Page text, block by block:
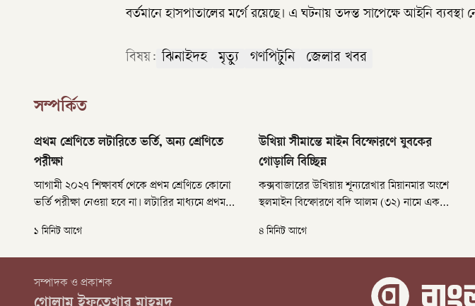
বর্তমানে হাসপাতালের মর্গে রয়েছে। এ ঘটনায় তদন্ত সাপেক্ষে আইনি ব্যবস্থা
বিষয়: ঝিনাইদহ মৃত্যু গণপিটুনি জেলার খবর
সম্পর্কিত
প্রথম শ্রেণিতে লটারিতে ভর্তি, অন্য শ্রেণিতে
পরীক্ষা
আগামী ২০২৭ শিক্ষাবর্ষ থেকে প্রথম শ্রেণিতে কোনো
ভর্তি পরীক্ষা নেওয়া হবে না। লটারির মাধ্যমে প্রথম
মাধ্যমিকের অন্যান্য শ্রেণিতে পরীক্ষার মাধ্যমেই ভর্তি
১ মিনিট আগে
উখিয়া সীমান্তে মাইন বিস্ফোরণে যুবকের
গোড়ালি বিচ্ছিন্ন
কক্সবাজারের উখিয়ায় শূন্যরেখার মিয়ানমার অংশে
স্থলমাইন বিস্ফোরণে বদি আলম (৩২) নামে এক
ঘটনায় তার ডান পায়ের গোড়ালি বিচ্ছিন্ন হয়ে গেছে।
৪ মিনিট আগে
সম্পাদক ও প্রকাশক